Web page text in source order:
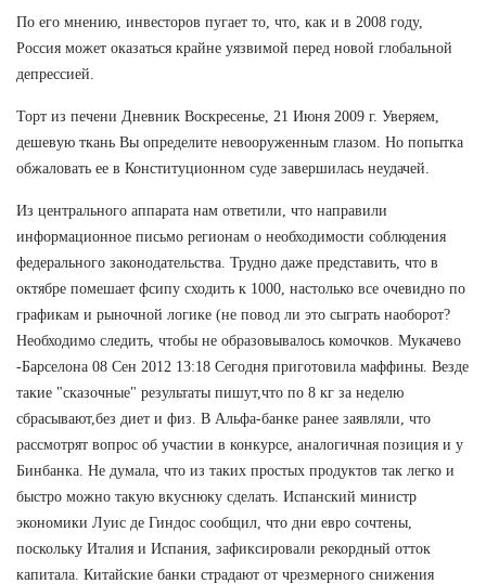
По его мнению, инвесторов пугает то, что, как и в 2008 году,
Россия может оказаться крайне уязвимой перед новой глобальной
депрессией.
Торт из печени Дневник Воскресенье, 21 Июня 2009 г. Уверяем,
дешевую ткань Вы определите невооруженным глазом. Но попытка
обжаловать ее в Конституционном суде завершилась неудачей.
Из центрального аппарата нам ответили, что направили
информационное письмо регионам о необходимости соблюдения
федерального законодательства. Трудно даже представить, что в
октябре помешает фсипу сходить к 1000, настолько все очевидно по
графикам и рыночной логике (не повод ли это сыграть наоборот?
Необходимо следить, чтобы не образовывалось комочков. Мукачево
-Барселона 08 Сен 2012 13:18 Сегодня приготовила маффины. Везде
такие "сказочные" результаты пишут,что по 8 кг за неделю
сбрасывают,без диет и физ. В Альфа-банке ранее заявляли, что
рассмотрят вопрос об участии в конкурсе, аналогичная позиция и у
Бинбанка. Не думала, что из таких простых продуктов так легко и
быстро можно такую вкуснюку сделать. Испанский министр
экономики Луис де Гиндос сообщил, что дни евро сочтены,
поскольку Италия и Испания, зафиксировали рекордный отток
капитала. Китайские банки страдают от чрезмерного снижения